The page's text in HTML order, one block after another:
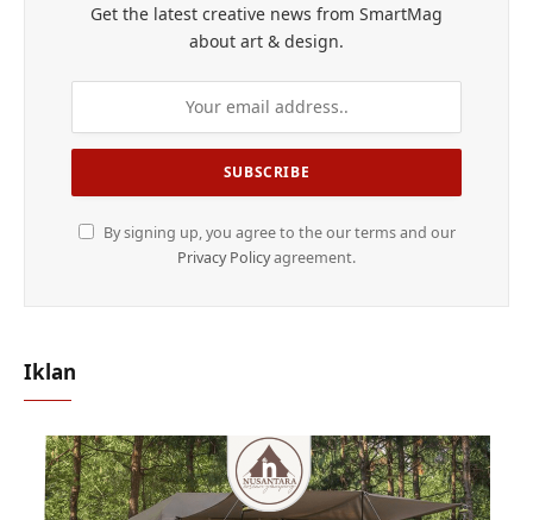
Get the latest creative news from SmartMag
about art & design.
By signing up, you agree to the our terms and our
Privacy Policyagreement.
Iklan